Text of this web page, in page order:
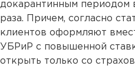
докарантинным периодом
раза. Причем, согласно
клиентов оформляют
УБРиР с повышенной
открыть только со